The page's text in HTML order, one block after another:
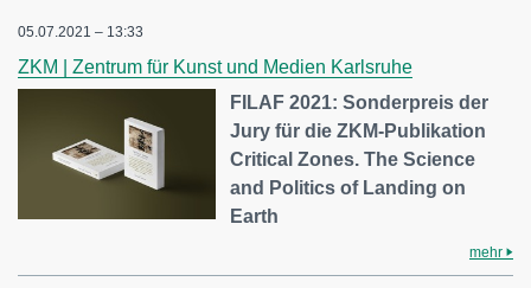
05.07.2021 – 13:33
ZKM | Zentrum für Kunst und Medien Karlsruhe
FILAF 2021: Sonderpreis der
Jury für die ZKM-Publikation
Critical Zones. The Science
and Politics of Landing on
Earth
mehr